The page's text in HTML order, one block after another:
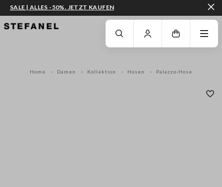
ZUM HAUPTINHALT SPRINGEN GEHEN SIE ZUM ENDE DER SEITE
SALE | ALLES -50%. JETZT KAUFEN
Home Damen Kollektion Hosen Palazzo-Hose